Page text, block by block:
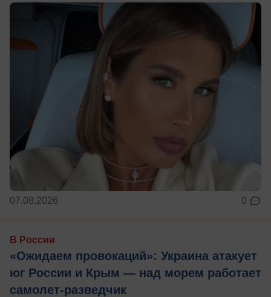
07.08.2026 0
В России
«Ожидаем провокаций»: Украина атакует
юг России и Крым — над морем работает
самолет-разведчик